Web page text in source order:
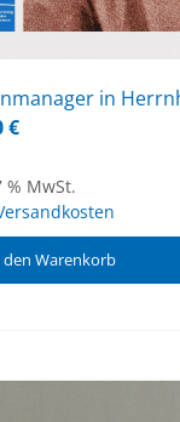
in
€
% MwSt.
den Warenkorb